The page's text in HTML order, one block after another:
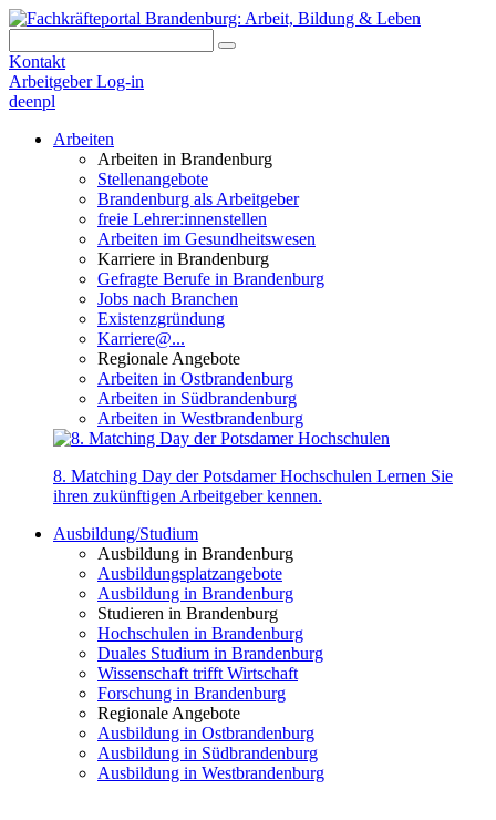
Kontakt
Arbeitgeber Log-in
deenpl
Arbeiten
Arbeiten in Brandenburg
Stellenangebote
Brandenburg als Arbeitgeber
freie Lehrer:innenstellen
Arbeiten im Gesundheitswesen
Karriere in Brandenburg
Gefragte Berufe in Brandenburg
Jobs nach Branchen
Existenzgründung
Karriere@...
Regionale Angebote
Arbeiten in Ostbrandenburg
Arbeiten in Südbrandenburg
Arbeiten in Westbrandenburg
8. Matching Day der Potsdamer Hochschulen Lernen Sie
ihren zukünftigen Arbeitgeber kennen.
Ausbildung/Studium
Ausbildung in Brandenburg
Ausbildungsplatzangebote
Ausbildung in Brandenburg
Studieren in Brandenburg
Hochschulen in Brandenburg
Duales Studium in Brandenburg
Wissenschaft trifft Wirtschaft
Forschung in Brandenburg
Regionale Angebote
Ausbildung in Ostbrandenburg
Ausbildung in Südbrandenburg
Ausbildung in Westbrandenburg